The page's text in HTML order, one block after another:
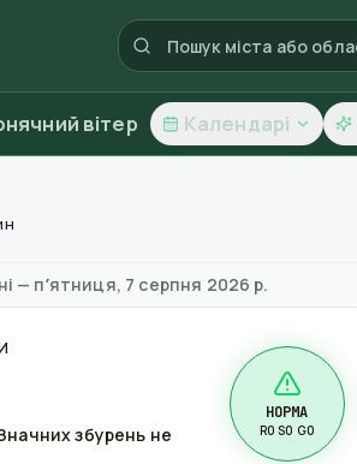
вітер Календарі
та якість повітря
— пʼятниця, 7 серпня 2026 р.
збурень не
НОРМА
R0 S0 G0